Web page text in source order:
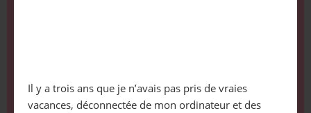
Il y a trois ans que je n’avais pas pris de vraies
vacances, déconnectée de mon ordinateur et des